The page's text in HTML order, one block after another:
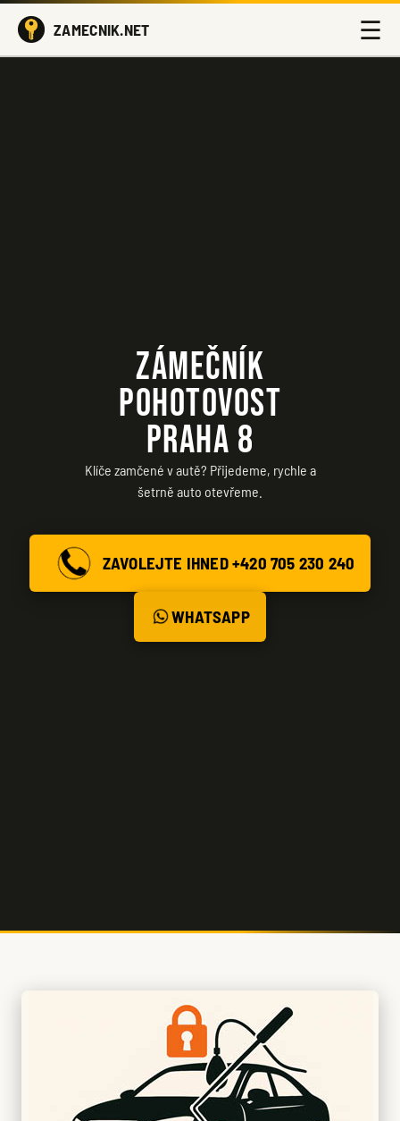
ZAMECNIK.NET ☰
ZÁMEČNÍK
POHOTOVOST
PRAHA 8
Klíče zamčené v autě? Přijedeme, rychle a
šetrně auto otevřeme.
ZAVOLEJTE IHNED +420 705 230 240
WHATSAPP